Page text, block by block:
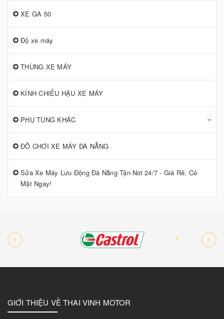
XE GA 50
Độ xe máy
THÙNG XE MÁY
KÍNH CHIẾU HẬU XE MÁY
PHỤ TÙNG KHÁC
ĐỒ CHƠI XE MÁY ĐÀ NẴNG
Sửa Xe Máy Lưu Động Đà Nẵng Tận Nơi 24/7 - Giá Rẻ, Có
Mặt Ngay!
GIỚI THIỆU VỀ THAI VINH MOTOR